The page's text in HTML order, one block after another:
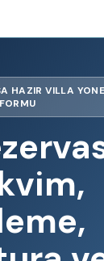
HAZIR VILLA